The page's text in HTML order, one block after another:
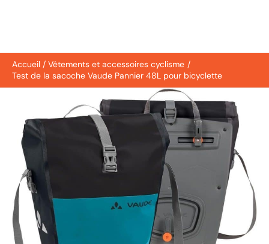
Accueil
Vêtements et accessoires cyclisme
Test de la sacoche Vaude Pannier 48L pour bicyclette